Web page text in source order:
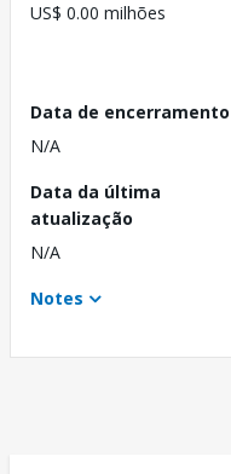
US$ 0.00 milhões
Data de encerramento
N/A
Data da última
atualização
N/A
Notes